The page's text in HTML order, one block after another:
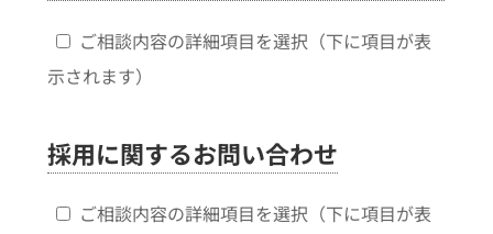
ご相談内容の詳細項目を選択（下に項目が表
示されます）
採用に関するお問い合わせ
ご相談内容の詳細項目を選択（下に項目が表